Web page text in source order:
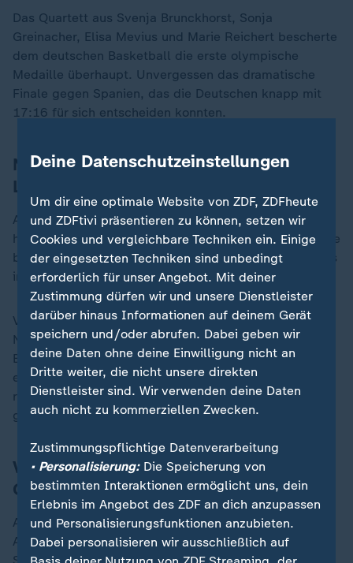
Das Quartett aus Svenja Brunckhorst, Sonja
Greinacher, Elisa Mevius und Marie Reichert bescherte
dem deutschen Basketball die erste olympische
Medaille überhaupt. Unvergessen das dramatische
Finale gegen Spanien, das die Deutschen knapp mit
17:16 für sich entscheiden konnten.
Nach dem Double der nächste Titel für
Leverkusen?
Auch der Fußball hat wieder herausragende Teams
hervorgebracht. Die Nationalelf der Männer begeisterte
bei derEuropameisterschaft im eigenen Landihre Fans
in der ganzen Republik.
Vor allem aber Bayer 04 Leverkusen sorgte für Furore.
Nach der endlos erscheinenden Vorherrschaft des FC
Bayern München in der Bundesliga holte die Werkself
endlich den ersehnten ersten Meistertitel - und
rundete den Triumph mit dem Sieg im DFB-Pokalfinale
gegen den 1. FC Kaiserslautern ab.
Varfolomeev und Ogunleye mit
Olympia-Gold
Auch in den Einzelwertungen dürften die
Abstimmungen knapp ausfallen. Bei den Frauen hat
Deine Datenschutzeinstellungen
Um dir eine optimale Website von ZDF, ZDFheute
und ZDFtivi präsentieren zu können, setzen wir
Cookies und vergleichbare Techniken ein. Einige
der eingesetzten Techniken sind unbedingt
erforderlich für unser Angebot. Mit deiner
Zustimmung dürfen wir und unsere Dienstleister
darüber hinaus Informationen auf deinem Gerät
speichern und/oder abrufen. Dabei geben wir
deine Daten ohne deine Einwilligung nicht an
Dritte weiter, die nicht unsere direkten
Dienstleister sind. Wir verwenden deine Daten
auch nicht zu kommerziellen Zwecken.
Zustimmungspflichtige Datenverarbeitung
• Personalisierung:Die Speicherung von
bestimmten Interaktionen ermöglicht uns, dein
Erlebnis im Angebot des ZDF an dich anzupassen
und Personalisierungsfunktionen anzubieten.
Dabei personalisieren wir ausschließlich auf